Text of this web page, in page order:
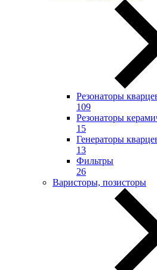
Резонаторы
109
Резонаторы
15
Генераторы
13
Фильтры
26
Варисторы, позисторы